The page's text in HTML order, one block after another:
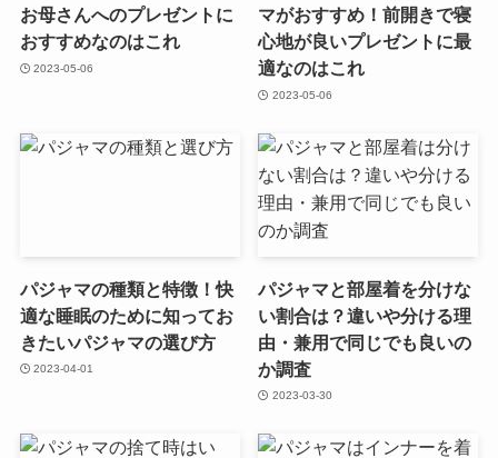
お母さんへのプレゼントに
おすすめなのはこれ
2023-05-06
マがおすすめ！前開きで寝
心地が良いプレゼントに最
適なのはこれ
2023-05-06
パジャマの種類と特徴！快
適な睡眠のために知ってお
きたいパジャマの選び方
2023-04-01
パジャマと部屋着を分けな
い割合は？違いや分ける理
由・兼用で同じでも良いの
か調査
2023-03-30